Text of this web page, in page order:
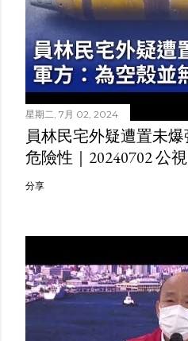
星期二, 7月 02, 2024
員林民宅外疑遭置未
危險性｜20240702 公
分享